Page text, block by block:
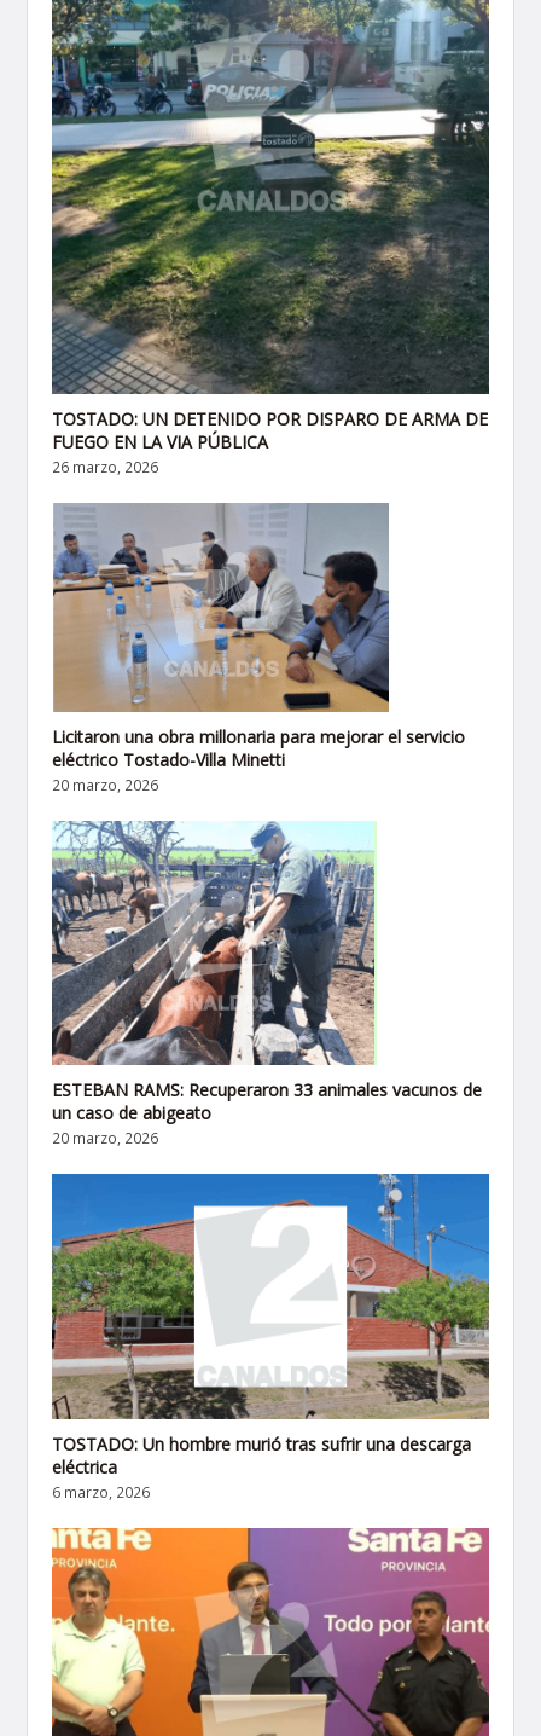
TOSTADO: UN DETENIDO POR DISPARO DE ARMA DE
FUEGO EN LA VIA PÚBLICA
26 marzo, 2026
Licitaron una obra millonaria para mejorar el servicio
eléctrico Tostado-Villa Minetti
20 marzo, 2026
ESTEBAN RAMS: Recuperaron 33 animales vacunos de
un caso de abigeato
20 marzo, 2026
TOSTADO: Un hombre murió tras sufrir una descarga
eléctrica
6 marzo, 2026